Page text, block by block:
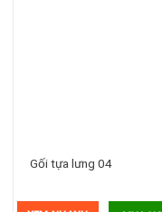
Gối tựa lưng 04